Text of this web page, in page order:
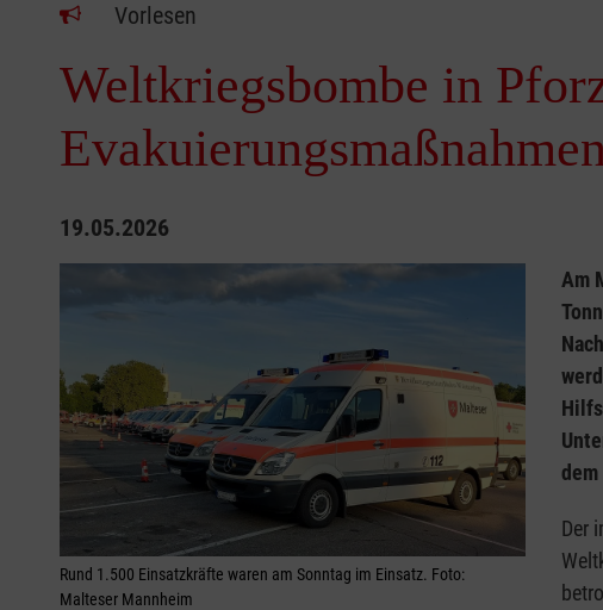
Vorlesen
Weltkriegsbombe in
19.05.2026
Rund 1.500 Einsatzkräfte waren am Sonntag im Einsatz. Foto:
Malteser Mannheim
Am
Der